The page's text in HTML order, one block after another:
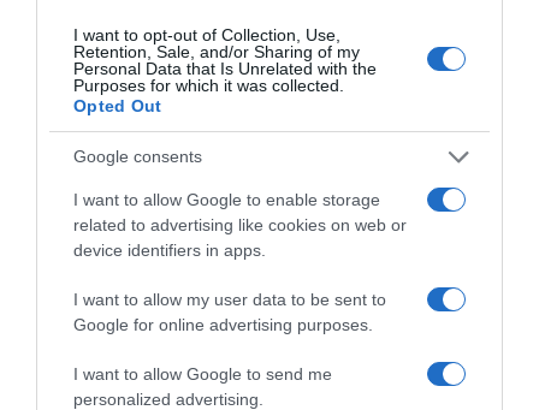
I want to opt-out of Collection, Use,
Retention, Sale, and/or Sharing of my
Personal Data that Is Unrelated with the
Purposes for which it was collected.
Opted Out
Google consents
I want to allow Google to enable storage
related to advertising like cookies on web or
device identifiers in apps.
I want to allow my user data to be sent to
Google for online advertising purposes.
I want to allow Google to send me
personalized advertising.
2026-08-10.
Hogyan keltsd fel a figyelmet a társkereső profiloddal?